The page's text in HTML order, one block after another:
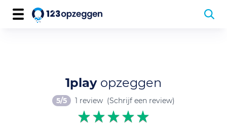
1play opzeggen
5/5 1 review (Schrijf een review)